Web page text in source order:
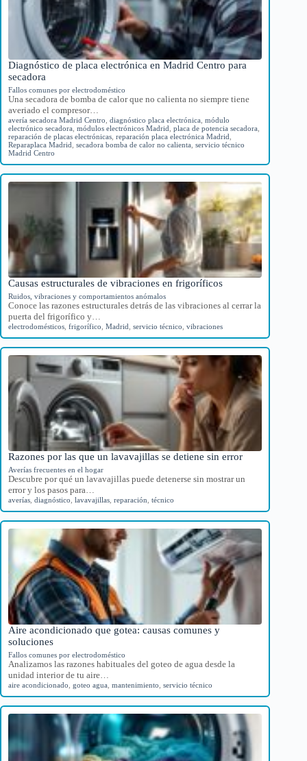
Diagnóstico de placa electrónica en Madrid Centro para
secadora
Fallos comunes por electrodoméstico
Una secadora de bomba de calor que no calienta no siempre tiene
averiado el compresor…
avería secadora Madrid Centro diagnóstico placa electrónica módulo
electrónico secadora módulos electrónicos Madrid placa de potencia secadora
reparación de placas electrónicas reparación placa electrónica Madrid
Reparaplaca Madrid
secadora bomba de calor no calienta servicio técnico
Madrid Centro
Causas estructurales de vibraciones en frigoríficos
Ruidos, vibraciones y comportamientos anómalos
Conoce las razones estructurales detrás de las vibraciones al cerrar la
puerta del frigorífico y…
electrodomésticos frigorífico Madrid servicio técnico vibraciones
Razones por las que un lavavajillas se detiene sin error
Averías frecuentes en el hogar
Descubre por qué un lavavajillas puede detenerse sin mostrar un
error y los pasos para…
averías diagnóstico lavavajillas reparación técnico
Aire acondicionado que gotea: causas comunes y
soluciones
Fallos comunes por electrodoméstico
Analizamos las razones habituales del goteo de agua desde la
unidad interior de tu aire…
aire acondicionado goteo agua mantenimiento servicio técnico